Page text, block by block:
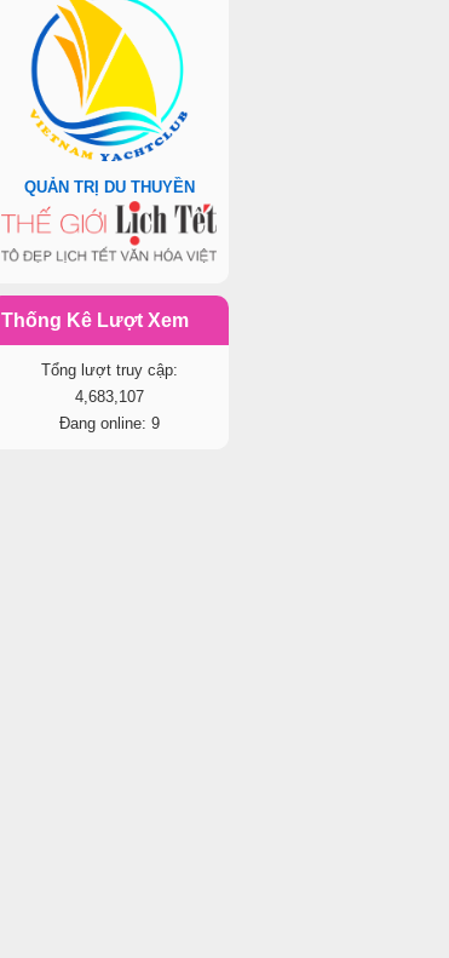
QUẢN TRỊ DU THUYỀN
Thống Kê Lượt Xem
Tổng lượt truy cập:
4,683,107
Đang online: 9